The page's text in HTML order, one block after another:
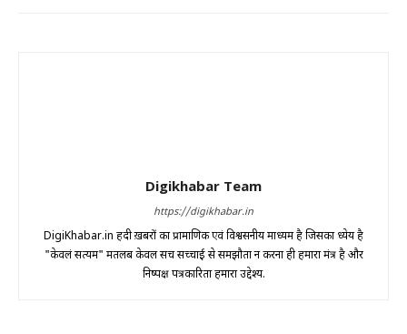
Digikhabar Team
https://digikhabar.in
DigiKhabar.in हिंदी ख़बरों का प्रामाणिक एवं विश्वसनीय माध्यम है जिसका ध्येय है
"केवलं सत्यम" मतलब केवल सच सच्चाई से समझौता न करना ही हमारा मंत्र है और
निष्पक्ष पत्रकारिता हमारा उद्देश्य.